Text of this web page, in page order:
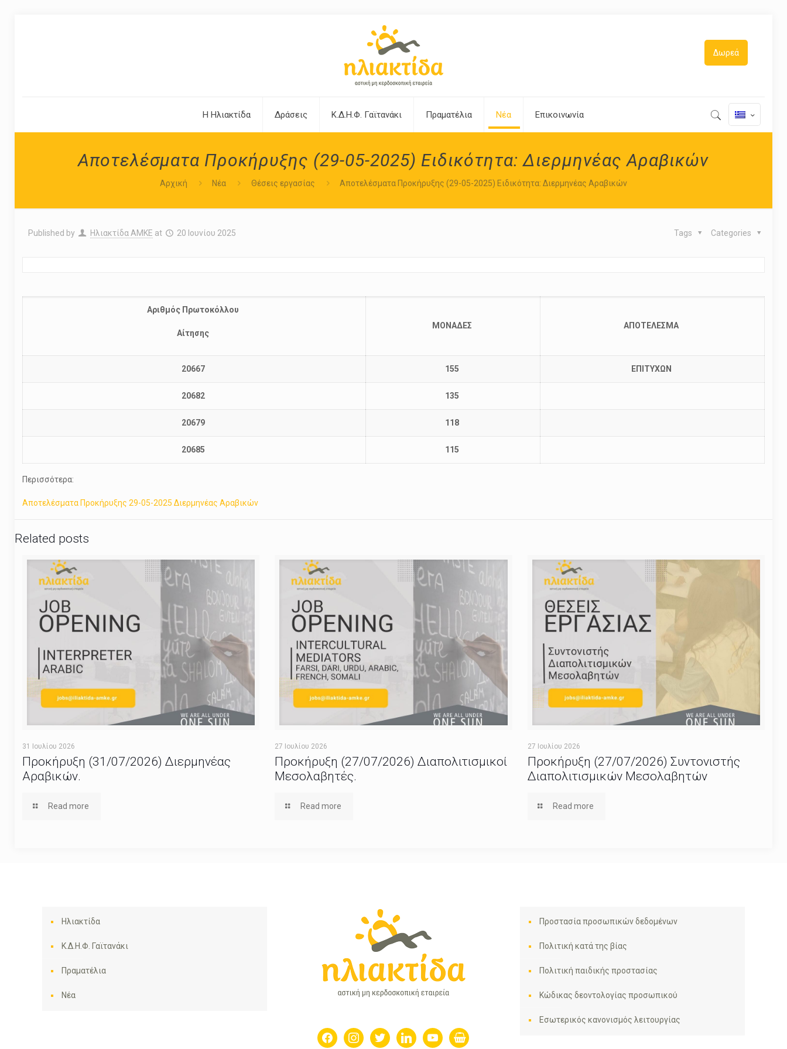
Η Ηλιακτίδα Δράσεις Κ.Δ.Η.Φ. Γαϊτανάκι Πραματέλια Νέα Επικοινωνία
Δωρεά
Αποτελέσματα Προκήρυξης (29-05-2025) Ειδικότητα: Διερμηνέας Αραβικών
Αρχική Νέα Θέσεις εργασίας Αποτελέσματα Προκήρυξης (29-05-2025) Ειδικότητα: Διερμηνέας Αραβικών
Published by Ηλιακτίδα ΑΜΚΕ at 20 Ιουνίου 2025 Categories
Tags
Αριθμός Πρωτοκόλλου
Αίτησης
ΜΟΝΑΔΕΣ ΑΠΟΤΕΛΕΣΜΑ
20667 155 ΕΠΙΤΥΧΩΝ
20682 135
20679 118
20685 115
Περισσότερα:
Αποτελέσματα Προκήρυξης 29-05-2025 Διερμηνέας Αραβικών
Related posts
31 Ιουλίου 2026
Προκήρυξη (31/07/2026) Διερμηνέας
Αραβικών.
Read more
27 Ιουλίου 2026
Προκήρυξη (27/07/2026) Διαπολιτισμικοί
Μεσολαβητές.
Read more
27 Ιουλίου 2026
Προκήρυξη (27/07/2026) Συντονιστής
Διαπολιτισμικών Μεσολαβητών
Read more
Ηλιακτίδα
Κ.Δ.Η.Φ. Γαϊτανάκι
Πραματέλια
Νέα
facebookinstagram
twitter linkedinyoutubeshopping-
Προστασία προσωπικών δεδομένων
Πολιτική κατά της βίας
Πολιτική παιδικής προστασίας
Κώδικας δεοντολογίας προσωπικού
Εσωτερικός κανονισμός λειτουργίας